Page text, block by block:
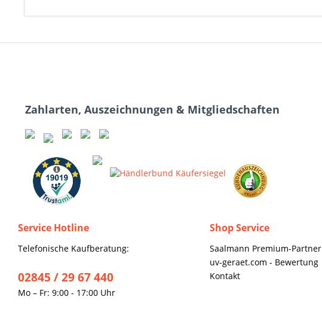
Zahlarten, Auszeichnungen & Mitgliedschaften
Service Hotline
Telefonische Kaufberatung:
02845 / 29 67 440
Mo – Fr: 9:00 - 17:00 Uhr
Shop Service
Saalmann Premium-Partner
uv-geraet.com - Bewertung
Kontakt